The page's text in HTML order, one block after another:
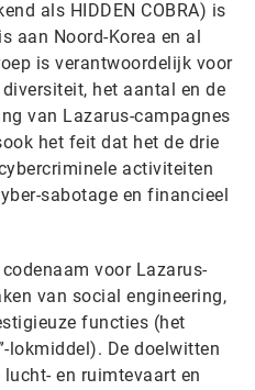
als HIDDEN COBRA) is
aan Noord-Korea en al
is verantwoordelijk voor
het aantal en de
van Lazarus-campagnes
het feit dat het de drie
activiteiten
sabotage en financieel
voor Lazarus-
van social engineering,
functies (het
lokmiddel). De doelwitten
en ruimtevaart en